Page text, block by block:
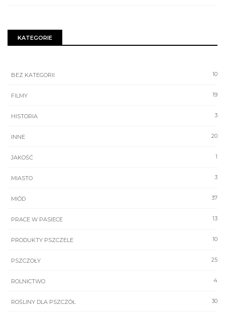
KATEGORIE
10
BEZ KATEGORII
19
FILMY
3
HISTORIA
20
INNE
1
JAKOŚĆ
3
MIASTO
37
MIÓD
13
PRACE W PASIECE
10
PRODUKTY PSZCZELE
25
PSZCZOŁY
4
ROLNICTWO
30
ROŚLINY DLA PSZCZÓŁ